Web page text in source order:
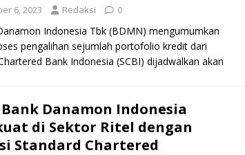
6, 2023 Redaksi 0
Indonesia Tbk (BDMN) mengumumkan
pengalihan sejumlah portofolio kredit dari
Bank Indonesia (SCBI) dijadwalkan akan
Danamon Indonesia
di Sektor Ritel dengan
Standard Chartered